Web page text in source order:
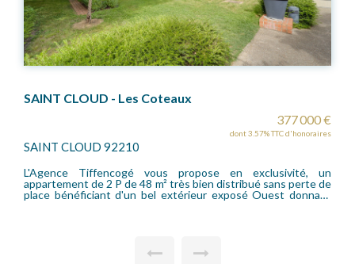
en exclusivité, un
distribué sans perte de
Ouest donnant
SAINT CLOUD - Val d'Or
L'agence Tiffencogé vous propose
pièces très bien distribué sans aucune
parfait état ! Au coeur d'une résidence
dinatoire avec de nombreux